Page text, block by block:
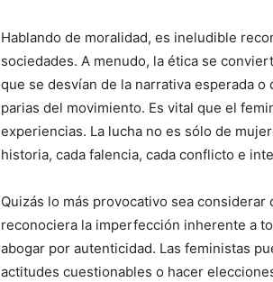
Hablando de moralidad, es ineludible
sociedades. A menudo, la ética se
que se desvían de la narrativa esperada
parias del movimiento. Es vital que el
experiencias. La lucha no es sólo de
historia, cada falencia, cada conflicto e
Quizás lo más provocativo sea
reconociera la imperfección inherente a
abogar por autenticidad. Las feministas
actitudes cuestionables o hacer